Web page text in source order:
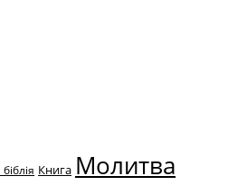
Книга Молитва